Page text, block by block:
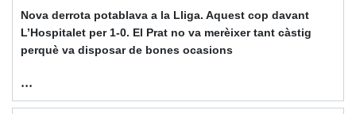
Nova derrota potablava a la Lliga. Aquest cop davant
L’Hospitalet per 1-0. El Prat no va merèixer tant càstig
perquè va disposar de bones ocasions
...